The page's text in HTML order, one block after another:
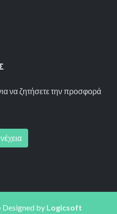
να ζητήσετε την προσφορά
Designed by Logicsoft